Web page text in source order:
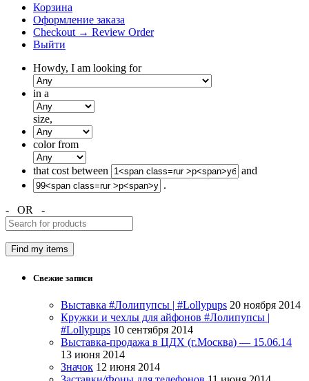
Корзина
Оформление заказа
Checkout → Review Order
Выйти
Howdy, I am looking for
in a
size,
color from
that cost between
and
.
- OR -
Свежие записи
Выставка #Лолипупсы | #Lollypups 20 ноября 2014
Кружки и чехлы для айфонов #Лолипупсы |
#Lollypups 10 сентября 2014
Выставка-продажа в ЦДХ (г.Москва) — 15.06.14
13 июня 2014
Значок 12 июня 2014